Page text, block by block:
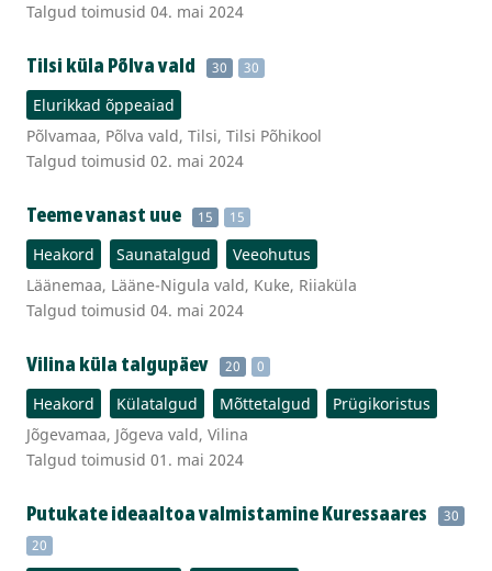
Talgud toimusid 04. mai 2024
Tilsi küla Põlva vald 30 30
Elurikkad õppeaiad
Põlvamaa, Põlva vald, Tilsi, Tilsi Põhikool
Talgud toimusid 02. mai 2024
Teeme vanast uue 15 15
Heakord Saunatalgud
Veeohutus
Läänemaa, Lääne-Nigula vald, Kuke, Riiaküla
Talgud toimusid 04. mai 2024
Vilina küla talgupäev 20 0
Heakord Külatalgud Mõttetalgud
Prügikoristus
Jõgevamaa, Jõgeva vald, Vilina
Talgud toimusid 01. mai 2024
Putukate ideaaltoa valmistamine Kuressaares
30
20